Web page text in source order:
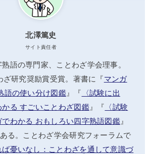
北澤篤史
サイト責任者
語の専門家、ことわざ学会理事。
ざ研究奨励賞受賞。著書に『マンガ
語の使い分け図鑑』『 〈試験に出
かる すごいことわざ図鑑』『 〈試験
わかる おもしろい四字熟語図鑑 』
る。ことわざ学会研究フォーラムで
ば憂いなし：ことわざを通して意識づ